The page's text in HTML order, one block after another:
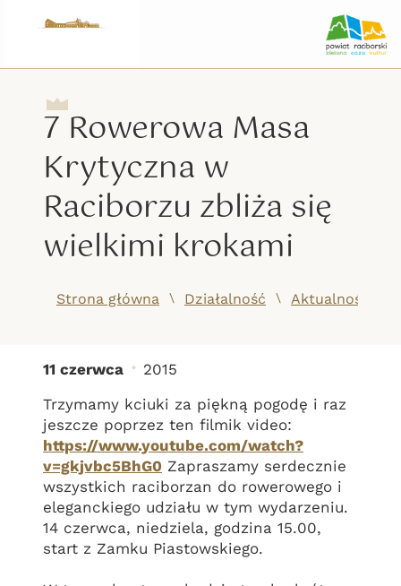
7 Rowerowa Masa
Krytyczna w
Raciborzu zbliża się
wielkimi krokami
Strona główna /
Działalność Aktualności
7 Rowerowa Masa
11 czerwca
2015
Trzymamy kciuki za piękną pogodę i raz
jeszcze poprzez ten filmik video:
https://www.youtube.com/watch?
v=gkjvbc5BhG0 Zapraszamy serdecznie
wszystkich raciborzan do rowerowego i
eleganckiego udziału w tym wydarzeniu.
14 czerwca, niedziela, godzina 15.00,
start z Zamku Piastowskiego.